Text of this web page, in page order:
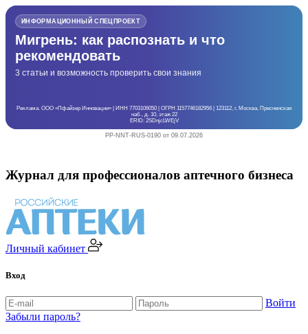
ИНФОРМАЦИОННЫЙ СПЕЦПРОЕКТ
Мигрень: как распознать и что
рекомендовать
3 статьи и возможность проверить свои знания
Реклама. ООО «Пфайзер Инновации» | ИНН 7703106050 | ОГРН 1157746182956 | 123112, г. Москва, Пресненская
наб., д. 10, этаж 22
ERID: 2SDnjcLWEjV
PP-NNT-RUS-0190 от 09.07.2026
Журнал для профессионалов аптечного бизнеса
Личный кабинет
Вход
Войти
Забыли пароль?